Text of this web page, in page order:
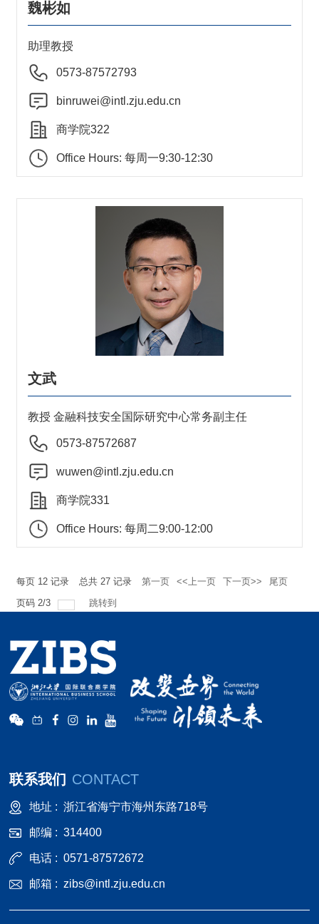
魏彬如
助理教授
0573-87572793
binruwei@intl.zju.edu.cn
商学院322
Office Hours: 每周一9:30-12:30
文武
教授 金融科技安全国际研究中心常务副主任
0573-87572687
wuwen@intl.zju.edu.cn
商学院331
Office Hours: 每周二9:00-12:00
每页 12 记录 总共27 记录 第一页 <<上一页 下一页>>
尾页
页码2/3 跳转到
联系我们 CONTACT
地址 :浙江省海宁市海州东路718号
邮编 :314400
电话 :0571-87572672
邮箱 :zibs@intl.zju.edu.cn